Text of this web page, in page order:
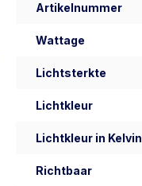
Artikelnummer
Wattage
Lichtsterkte
Lichtkleur
Lichtkleur in Kelvin
Richtbaar